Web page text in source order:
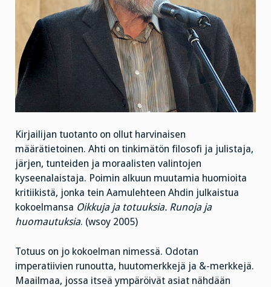
Kirjailijan tuotanto on ollut harvinaisen
määrätietoinen. Ahti on tinkimätön filosofi ja julistaja,
järjen, tunteiden ja moraalisten valintojen
kyseenalaistaja. Poimin alkuun muutamia huomioita
kritiikistä, jonka tein Aamulehteen Ahdin julkaistua
kokoelmansa Oikkuja ja totuuksia. Runoja ja
huomautuksia. (wsoy 2005)
Totuus on jo kokoelman nimessä. Odotan
imperatiivien runoutta, huutomerkkejä ja &-merkkejä.
Maailmaa, jossa itseä ympäröivät asiat nähdään